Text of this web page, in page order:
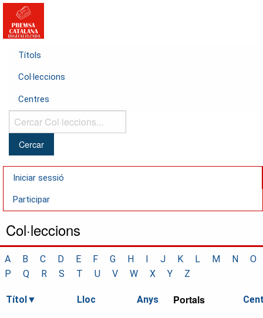
Títols
Col·leccions
Centres
Cercar
Col·leccions...
Iniciar sessió
Participar
Col·leccions
A B C D E F G H I J K L M N
O
P
Q R S T U V W X Y Z
Títol Lloc Anys Portals